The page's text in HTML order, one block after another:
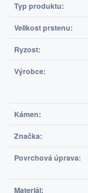
Typ produktu:
Velikost prstenu:
Ryzost:
Výrobce:
Kámen:
Značka:
Povrchová úprava:
Materiál: